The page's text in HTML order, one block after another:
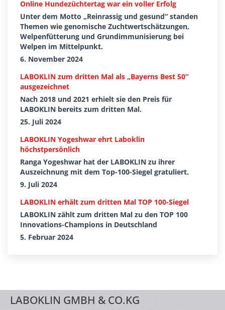
Online Hundezüchtertag war ein voller Erfolg
Unter dem Motto „Reinrassig und gesund“ standen
Themen wie genomische Zuchtwertschätzungen,
Welpenfütterung und Grundimmunisierung bei
Welpen im Mittelpunkt.
6. November 2024
LABOKLIN zum dritten Mal als „Bayerns Best 50“
ausgezeichnet
Nach 2018 und 2021 erhielt sie den Preis für
LABOKLIN bereits zum dritten Mal.
25. Juli 2024
LABOKLIN Yogeshwar ehrt Laboklin
höchstpersönlich
Ranga Yogeshwar hat der LABOKLIN zu ihrer
Auszeichnung mit dem Top-100-Siegel gratuliert.
9. Juli 2024
LABOKLIN erhält zum dritten Mal TOP 100-Siegel
LABOKLIN zählt zum dritten Mal zu den TOP 100
Innovations-Champions in Deutschland
5. Februar 2024
LABOKLIN GMBH & CO.KG